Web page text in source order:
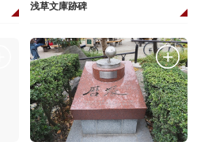
浅草文庫跡碑